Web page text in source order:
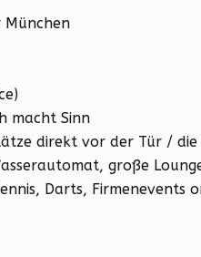
macht Sinn
direkt vor der Tür / die
große
Darts,